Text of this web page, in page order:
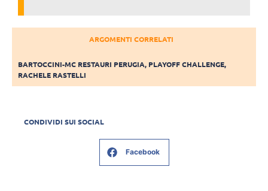
ARGOMENTI CORRELATI
BARTOCCINI-MC RESTAURI PERUGIA, PLAYOFF CHALLENGE,
RACHELE RASTELLI
CONDIVIDI SUI SOCIAL
Facebook